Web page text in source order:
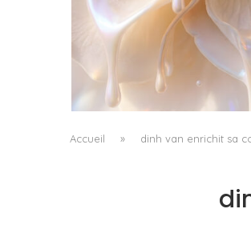
WHITE BLOOD, OU LE
COMME
Pascal
Accueil » dinh van enrichit sa